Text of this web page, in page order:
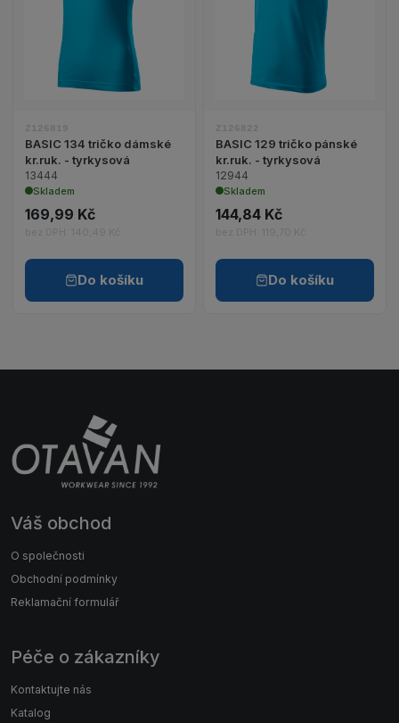
Zobrazit detail produktu BASIC 134 tričko
Z126819
BASIC 134 tričko dámské
kr.ruk. - tyrkysová
13444
Skladem
169,99 Kč
bez DPH: 140,49 Kč
Do košíku
Zobrazit detail
Z126822
BASIC 129 tričko pánské
kr.ruk. - tyrkysová
12944
Skladem
144,84 Kč
bez DPH: 119,70 Kč
Do košíku
Váš obchod
O společnosti
Obchodní podmínky
Reklamační formulář
Péče o zákazníky
Kontaktujte nás
Katalog